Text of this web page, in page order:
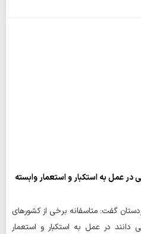
در عمل به استکبار و استعمار وابسته
گفت: متاسفانه برخی از کشورهای
در عمل به استکبار و استعمار